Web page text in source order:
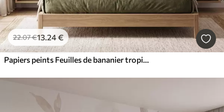
22.07€13.24€
Papiers peints Feuilles de bananier tropicales ornées de grappes de baies de café rouges, style aquarelle